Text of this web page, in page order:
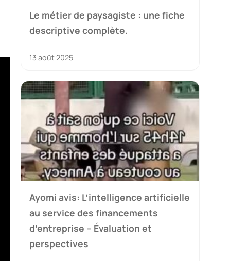
Le métier de paysagiste : une fiche
descriptive complète.
13 août 2025
Ayomi avis: L’intelligence artificielle
au service des financements
d’entreprise – Évaluation et
perspectives